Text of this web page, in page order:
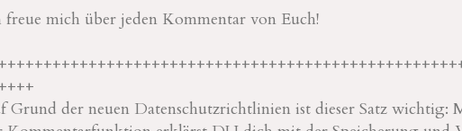
freue mich über jeden Kommentar von Euch!
Grund der neuen Datenschutzrichtlinien ist dieser Satz wichtig: